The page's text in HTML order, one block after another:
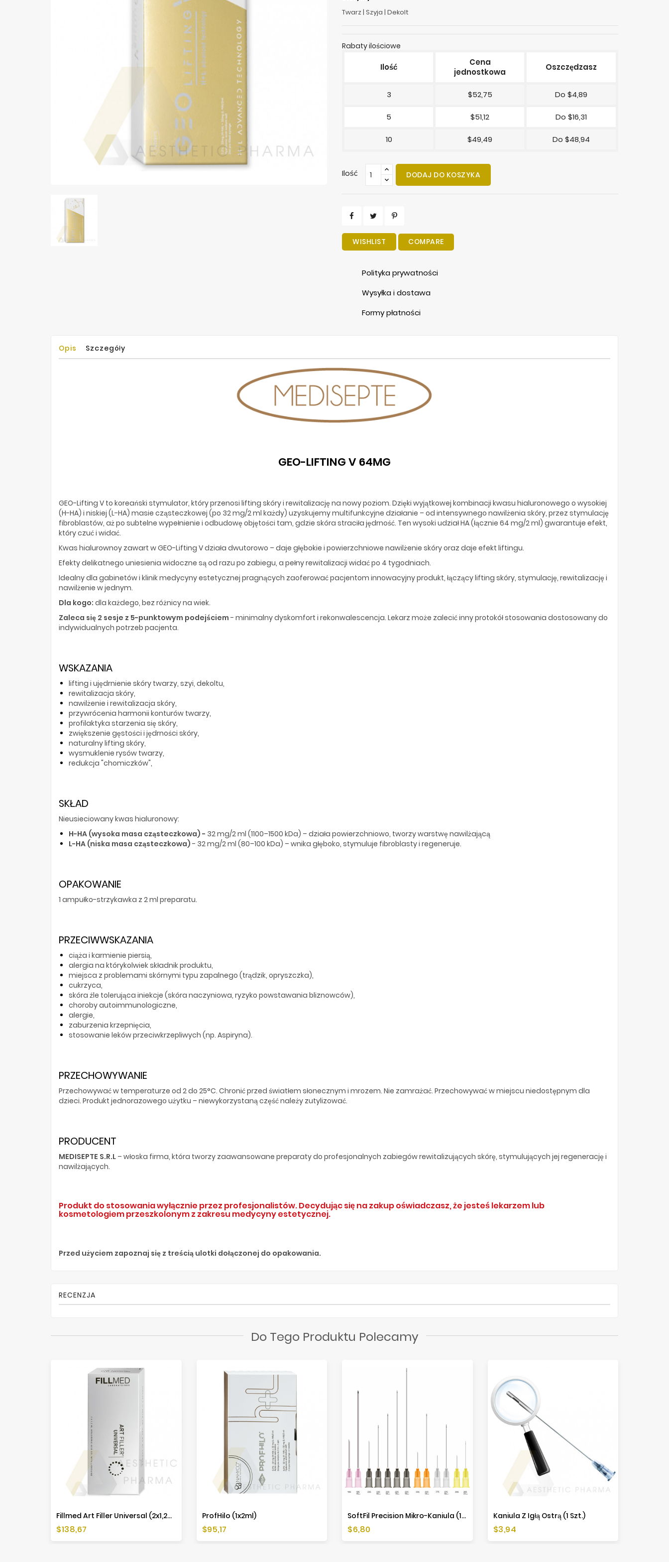
Twarz | Szyja | Dekolt
Rabaty ilościowe
Ilość
Cena
jednostkowa
Oszczędzasz
3 $52,75 Do $4,89
5 $51,12 Do $16,31
10 $49,49 Do $48,94
Ilość DODAJ DO KOSZYKA
WISHLIST COMPARE
Polityka prywatności
Wysyłka i dostawa
Formy płatności
Opis Szczegóły
GEO-LIFTING V 64MG
GEO-Lifting V to koreański stymulator, który przenosi lifting skóry i rewitalizację na nowy poziom. Dzięki wyjątkowej kombinacji kwasu hialuronowego o wysokiej
(H-HA) i niskiej (L-HA) masie cząsteczkowej (po 32 mg/2 ml każdy) uzyskujemy multifunkcyjne działanie – od intensywnego nawilżenia skóry, przez stymulację
fibroblastów, aż po subtelne wypełnienie i odbudowę objętości tam, gdzie skóra straciła jędrność. Ten wysoki udział HA (łącznie 64 mg/2 ml) gwarantuje efekt,
który czuć i widać.
Kwas hialurownoy zawart w GEO-Lifting V działa dwutorowo – daje głębokie i powierzchniowe nawilżenie skóry oraz daje efekt liftingu.
Efekty delikatnego uniesienia widoczne są od razu po zabiegu, a pełny rewitalizacji widać po 4 tygodniach.
Idealny dla gabinetów i klinik medycyny estetycznej pragnących zaoferować pacjentom innowacyjny produkt, łączący lifting skóry, stymulację, rewitalizację i
nawilżenie w jednym.
Dla kogo: dla każdego, bez różnicy na wiek.
Zaleca się 2 sesje z 5-punktowym podejściem - minimalny dyskomfort i rekonwalescencja. Lekarz może zalecić inny protokół stosowania dostosowany do
indywidualnych potrzeb pacjenta.
WSKAZANIA
lifting i ujędrnienie skóry twarzy, szyi, dekoltu,
rewitalizacja skóry,
nawilżenie i rewitalizacja skóry,
przywrócenia harmonii konturów twarzy,
profilaktyka starzenia się skóry,
zwiększenie gęstości i jędrności skóry,
naturalny lifting skóry,
wysmuklenie rysów twarzy,
redukcja "chomiczków",
SKŁAD
Nieusieciowany kwas hialuronowy:
H-HA (wysoka masa cząsteczkowa) - 32 mg/2 ml (1100–1500 kDa) – działa powierzchniowo, tworzy warstwę nawilżającą
L-HA (niska masa cząsteczkowa) - 32 mg/2 ml (80–100 kDa) – wnika głęboko, stymuluje fibroblasty i regeneruje.
OPAKOWANIE
1 ampułko-strzykawka z 2 ml preparatu.
PRZECIWWSKAZANIA
ciąża i karmienie piersią,
alergia na którykolwiek składnik produktu,
miejsca z problemami skórnymi typu zapalnego (trądzik, opryszczka),
cukrzyca,
skóra źle tolerująca iniekcje (skóra naczyniowa, ryzyko powstawania bliznowców),
choroby autoimmunologiczne,
alergie,
zaburzenia krzepnięcia,
stosowanie leków przeciwkrzepliwych (np. Aspiryna).
PRZECHOWYWANIE
Przechowywać w temperaturze od 2 do 25°C. Chronić przed światłem słonecznym i mrozem. Nie zamrażać. Przechowywać w miejscu niedostępnym dla
dzieci. Produkt jednorazowego użytku – niewykorzystaną część należy zutylizować.
PRODUCENT
MEDISEPTE S.R.L – włoska firma, która tworzy zaawansowane preparaty do profesjonalnych zabiegów rewitalizujących skórę, stymulujących jej regenerację i
nawilżających.
Produkt do stosowania wyłącznie przez profesjonalistów. Decydując się na zakup oświadczasz, że jesteś lekarzem lub
kosmetologiem przeszkolonym z zakresu medycyny estetycznej.
Przed użyciem zapoznaj się z treścią ulotki dołączonej do opakowania.
RECENZJA
Do Tego Produktu Polecamy
Fillmed Art Filler Universal (2x1,2ml)
Cena
$138,67
ProfHilo (1x2ml)
Cena
$95,17
SoftFil Precision Mikro-Kaniula (1 Szt.)
Cena
$6,80
Kaniula Z Igłą Ostrą (1 Szt.)
Cena
$3,94